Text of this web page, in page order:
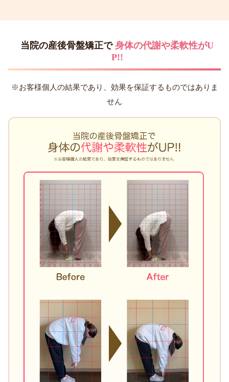
当院の産後骨盤矯正で 身体の代謝や柔軟性がU
P!!
※お客様個人の結果であり、効果を保証するものではありま
せん